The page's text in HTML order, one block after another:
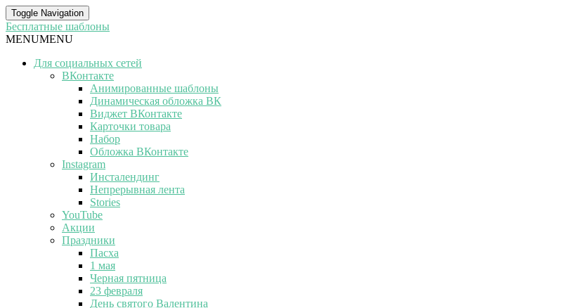
Toggle Navigation
Бесплатные шаблоны
MENUMENU
Для социальных сетей
ВКонтакте
Анимированные шаблоны
Динамическая обложка ВК
Виджет ВКонтакте
Карточки товара
Набор
Обложка ВКонтакте
Instagram
Инсталендинг
Непрерывная лента
Stories
YouTube
Акции
Праздники
Пасха
1 мая
Черная пятница
23 февраля
День святого Валентина